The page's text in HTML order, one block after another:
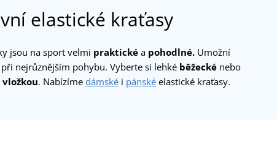
elastické kraťasy
jsou na sport velmi praktické a pohodlné. Umožní
při nejrůznějším pohybu. Vyberte si lehké běžecké nebo
vložkou. Nabízíme dámské i pánské elastické kraťasy.